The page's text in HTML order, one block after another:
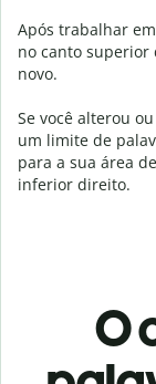
Após trabalhar
no canto superior
novo.
Se você alterou
um limite de
para a sua área
inferior direito.
O